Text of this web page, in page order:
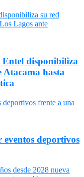
disponibiliza
Atacama hasta
deportivos